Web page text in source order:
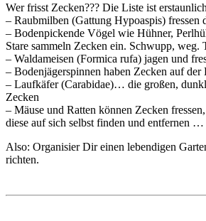
Wer frisst Zecken??? Die Liste ist
– Raubmilben (Gattung Hypoaspis) fressen
– Bodenpickende Vögel wie Hühner,
Stare sammeln Zecken ein. Schwupp, weg.
– Waldameisen (Formica rufa) jagen und
– Bodenjägerspinnen haben Zecken auf der
– Laufkäfer (Carabidae)… die großen,
Zecken
– Mäuse und Ratten können Zecken
diese auf sich selbst finden und entfernen
Also: Organisier Dir einen lebendigen
richten.